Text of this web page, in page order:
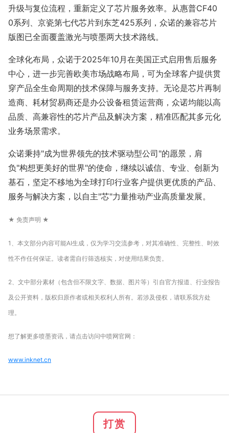
升级与复位流程，重新定义了芯片服务效率。从惠普CF40
0系列、京瓷第七代芯片到东芝425系列，众诺的兼容芯片
版图已全面覆盖激光与喷墨两大技术路线。
全球化布局，众诺于2025年10月在美国正式启用售后服务
中心，进一步完善欧美市场战略布局，可为全球客户提供贯
穿产品全生命周期的技术保障与服务支持。无论是芯片再制
造商、耗材贸易商还是办公设备租赁运营商，众诺均能以高
品质、高兼容性的芯片产品及解决方案，精准匹配其多元化
业务场景需求。
众诺秉持"成为世界领先的技术驱动型公司"的愿景，肩
负"构想更美好的世界"的使命，继续以诚信、专业、创新为
基石，坚定不移地为全球打印行业客户提供更优质的产品、
服务与解决方案，以自主"芯"力量推动产业高质量发展。
★ 免责声明 ★
1、本文部分内容可能AI生成，仅为学习交流参考，对其准确性、完整性、时效
性不作任何保证。读者需自行筛选核实，对使用结果负责。
2、文中部分素材（包含但不限文字、数据、图片等）引自官方报道、行业报告
及公开资料，版权归原作者或相关权利人所有。若涉及侵权，请联系我方处
理。
想了解更多喷墨资讯，请点击访问中喷网官网：
www.inknet.cn
打赏